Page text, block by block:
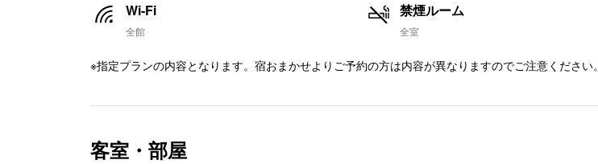
Wi-Fi
全館
禁煙ルーム
全室
※指定プランの内容となります。宿おまかせよりご予約の方は内容が異なりますのでご注意ください。
客室・部屋